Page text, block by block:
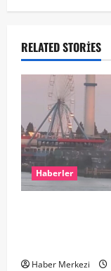
RELATED STORIES
Haberler
Haber Merkezi